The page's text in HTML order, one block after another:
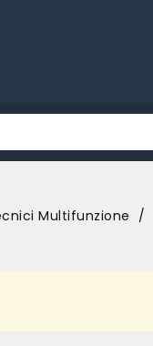
Multifunzione